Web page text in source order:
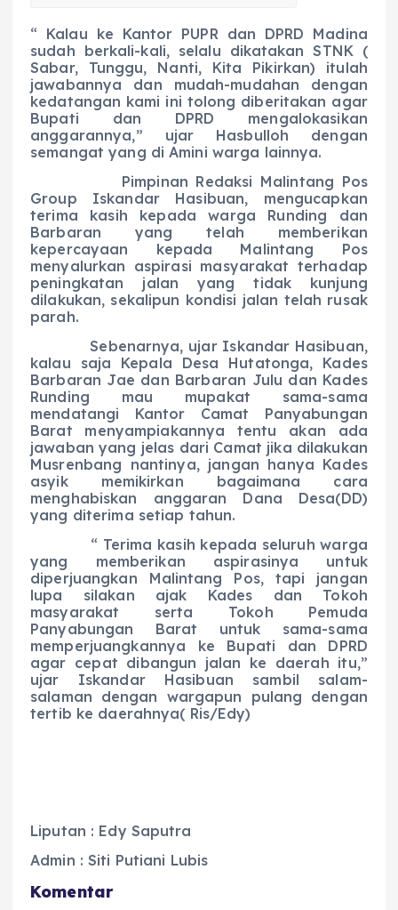
“ Kalau ke Kantor PUPR dan DPRD Madina
sudah berkali-kali, selalu dikatakan STNK (
Sabar, Tunggu, Nanti, Kita Pikirkan) itulah
jawabannya dan mudah-mudahan dengan
kedatangan kami ini tolong diberitakan agar
Bupati dan DPRD mengalokasikan
anggarannya,” ujar Hasbulloh dengan
semangat yang di Amini warga lainnya.
Pimpinan Redaksi Malintang Pos
Group Iskandar Hasibuan, mengucapkan
terima kasih kepada warga Runding dan
Barbaran yang telah memberikan
kepercayaan kepada Malintang Pos
menyalurkan aspirasi masyarakat terhadap
peningkatan jalan yang tidak kunjung
dilakukan, sekalipun kondisi jalan telah rusak
parah.
Sebenarnya, ujar Iskandar Hasibuan,
kalau saja Kepala Desa Hutatonga, Kades
Barbaran Jae dan Barbaran Julu dan Kades
Runding mau mupakat sama-sama
mendatangi Kantor Camat Panyabungan
Barat menyampiakannya tentu akan ada
jawaban yang jelas dari Camat jika dilakukan
Musrenbang nantinya, jangan hanya Kades
asyik memikirkan bagaimana cara
menghabiskan anggaran Dana Desa(DD)
yang diterima setiap tahun.
“ Terima kasih kepada seluruh warga
yang memberikan aspirasinya untuk
diperjuangkan Malintang Pos, tapi jangan
lupa silakan ajak Kades dan Tokoh
masyarakat serta Tokoh Pemuda
Panyabungan Barat untuk sama-sama
memperjuangkannya ke Bupati dan DPRD
agar cepat dibangun jalan ke daerah itu,”
ujar Iskandar Hasibuan sambil salam-
salaman dengan wargapun pulang dengan
tertib ke daerahnya( Ris/Edy)
Liputan : Edy Saputra
Admin : Siti Putiani Lubis
Komentar